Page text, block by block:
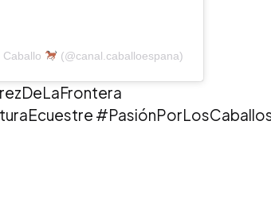
(@canal.caballoespana)